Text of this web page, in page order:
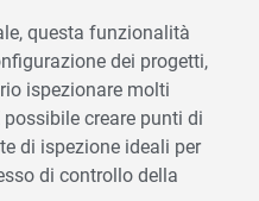
questa funzionalità
dei progetti,
ispezionare molti
creare punti di
di ispezione ideali per
di controllo della